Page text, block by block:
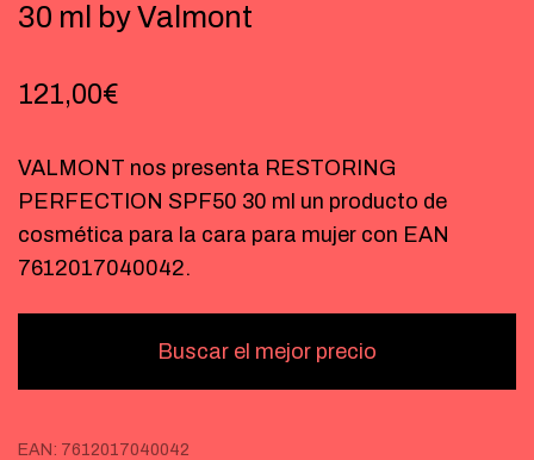
30 ml by Valmont
121,00€
VALMONT nos presenta RESTORING
PERFECTION SPF50 30 ml un producto de
cosmética para la cara para mujer con EAN
7612017040042.
Buscar el mejor precio
EAN: 7612017040042